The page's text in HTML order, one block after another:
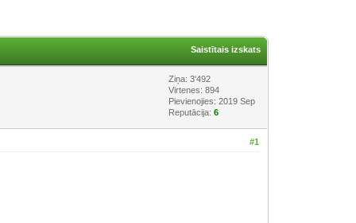
Saistītais izskats
Ziņa: 3'492
Virtenes: 894
Pievienojies: 2019 Sep
Reputācija:6
#1